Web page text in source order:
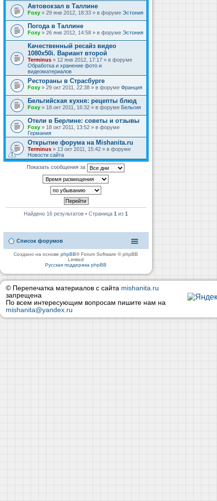
Автовокзал в Таллине
Foxy » 29 янв 2012, 18:33 » в форуме Эстония
Погода в Таллине
Foxy » 26 янв 2012, 14:58 » в форуме Эстония
Качественный ресайз видео
1080x50i. Вариант второй
Terminus » 12 янв 2012, 17:17 » в форуме
Обработка и хранение фото и
видеоматериалов
Рестораны в Страсбурге
Foxy » 29 окт 2011, 22:38 » в форуме Франция
Бельгийская кухня: рецепты блюд
Foxy » 18 окт 2011, 16:32 » в форуме Бельгия
Отели в Берлине: советы и отзывы
Foxy » 18 окт 2011, 13:52 » в форуме
Германия
Открытие форума на Mishanita.ru
Terminus » 13 окт 2011, 15:42 » в форуме
Новости сайта
Показать сообщения за
Найдено 16 результатов • Страница1 из1
Список форумов
Создано на основеphpBB® Forum Software © phpBB
Limited
Русская поддержка phpBB
© Перепечатка материалов с сайта mishanita.ru
запрещена
По всем интересующим вопросам пишите нам на
mishanita@yandex.ru